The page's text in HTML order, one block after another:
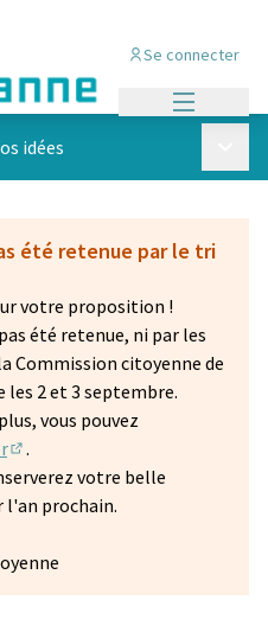
Se connecter
idées
été retenue par le tri
votre proposition !
été retenue, ni par les
Commission citoyenne de
les 2 et 3 septembre.
vous pouvez
(S'ouvre dans un nouvel onglet)
.
votre belle
prochain.